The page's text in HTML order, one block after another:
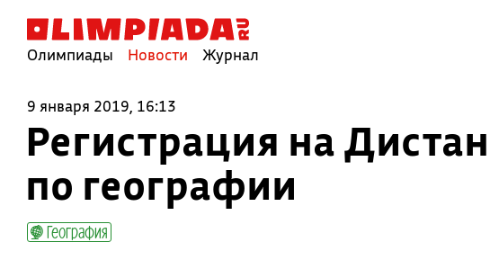
Олимпиады Новости Журнал
9 января 2019, 16:13
Регистрация на
по географии
География